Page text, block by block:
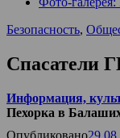
Безопасность,
Спасатели
Информация,
Пехорка в
Опубликовано